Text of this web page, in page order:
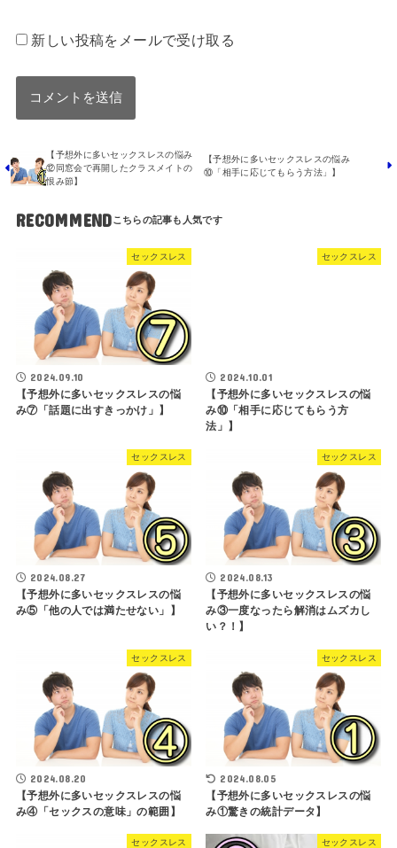
新しい投稿をメールで受け取る
【予想外に多いセックスレスの悩み
⑫同窓会で再開したクラスメイトの
恨み節】
【予想外に多いセックスレスの悩み
⑩「相手に応じてもらう方法」】
RECOMMEND
セックスレス
2024.09.10
【予想外に多いセックスレスの悩
み⑦「話題に出すきっかけ」】
セックスレス
2024.10.01
【予想外に多いセックスレスの悩
み⑩「相手に応じてもらう方
法」】
セックスレス
2024.08.27
【予想外に多いセックスレスの悩
み⑤「他の人では満たせない」】
セックスレス
2024.08.13
【予想外に多いセックスレスの悩
み③一度なったら解消はムズカし
い？！】
セックスレス
2024.08.20
【予想外に多いセックスレスの悩
み④「セックスの意味」の範囲】
セックスレス
2024.08.05
【予想外に多いセックスレスの悩
み①驚きの統計データ】
セックスレス セックスレス